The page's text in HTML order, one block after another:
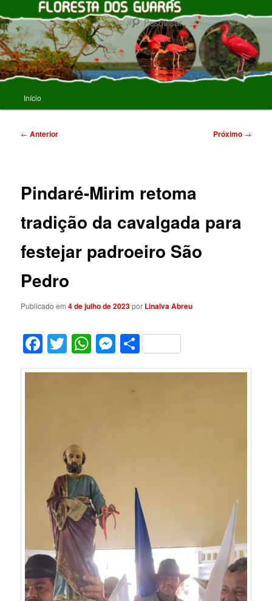
para
o
conteúdo
principalFLORESTA DOS GUARAS
principal
Início
Navegação
← Anterior Próximo →
Pindaré-Mirim retoma
tradição da cavalgada para
festejar padroeiro São
Pedro
Publicado em4 de julho de 2023por Linalva Abreu
Facebook
Twitter
WhatsApp
Messenger
Share